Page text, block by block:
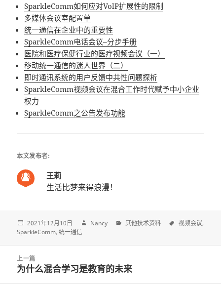
SparkleComm如何应对VolP扩展性的限制
多媒体会议室配置单
统一通信在企业中的重要性
SparkleComm电话会议–分步手册
医院和医疗保健行业的医疗视频会议（一）
移动统一通信的迷人世界（二）
即时通讯系统的用户反馈中共性问题探析
SparkleComm视频会议在混合工作时代赋予中小企业
权力
SparkleComm之公告发布功能
本文发布者:
王莉
生活比梦来得浪漫！
2021年12月10日 Nancy 其他技术资料
视频会议
SparkleComm 统一通信
navigation
上一篇
上
为什么混合学习是教育的未来